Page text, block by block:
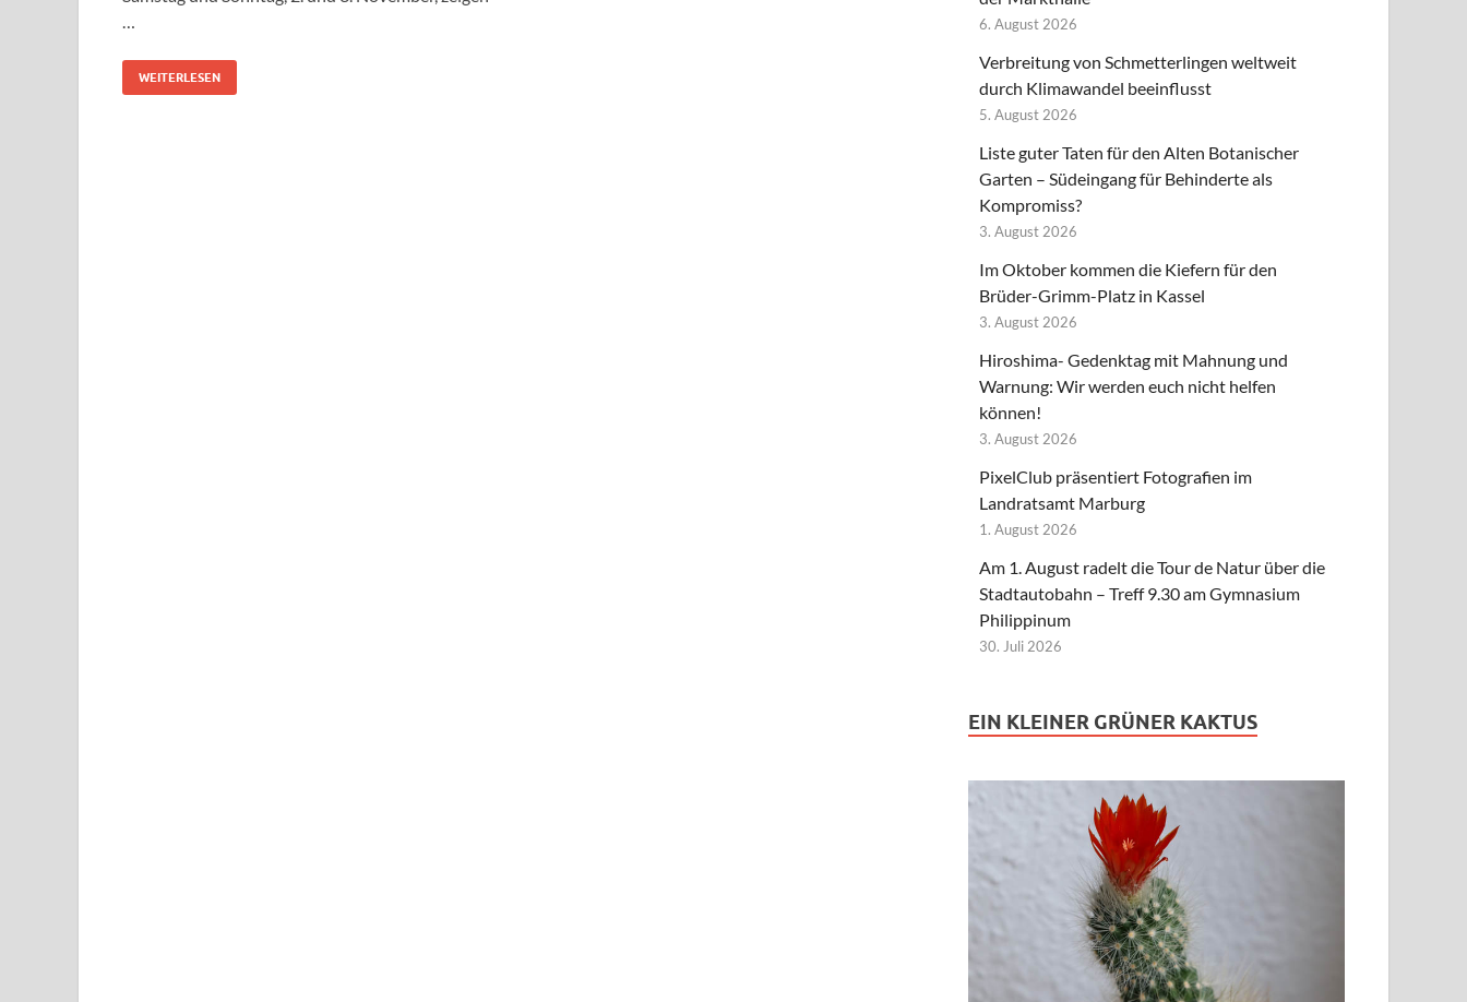
WEITERLESEN
6. August 2026
Verbreitung von Schmetterlingen weltweit
durch Klimawandel beeinflusst
5. August 2026
Liste guter Taten für den Alten Botanischer
Garten – Südeingang für Behinderte als
Kompromiss?
3. August 2026
Im Oktober kommen die Kiefern für den
Brüder-Grimm-Platz in Kassel
3. August 2026
Hiroshima- Gedenktag mit Mahnung und
Warnung: Wir werden euch nicht helfen
können!
3. August 2026
PixelClub präsentiert Fotografien im
Landratsamt Marburg
1. August 2026
Am 1. August radelt die Tour de Natur über die
Stadtautobahn – Treff 9.30 am Gymnasium
Philippinum
30. Juli 2026
EIN KLEINER GRÜNER KAKTUS